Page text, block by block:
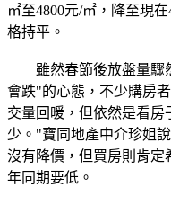
㎡至4800元/㎡，降至現
格持平。
雖然春節後放盤量驟
會跌"的心態，不少購房
交量回暖，但依然是看
少。"寶同地產中介珍姐
沒有降價，但買房則肯定
年同期要低。